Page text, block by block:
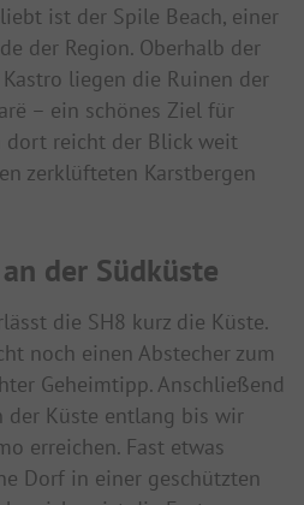
ist der Spile Beach, einer
der Region. Oberhalb der
liegen die Ruinen der
– ein schönes Ziel für
dort reicht der Blick weit
zerklüfteten Karstbergen
der Südküste
die SH8 kurz die Küste.
noch einen Abstecher zum
Geheimtipp. Anschließend
Küste entlang bis wir
erreichen. Fast etwas
Dorf in einer geschützten